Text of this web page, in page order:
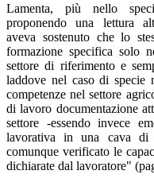
Lamenta, più nello
proponendo una lettura
aveva sostenuto che lo
formazione specifica solo
settore di riferimento e
laddove nel caso di specie
competenze nel settore
di lavoro documentazione
settore -essendo invece
lavorativa in una cava
comunque verificato le
dichiarate dal lavoratore"